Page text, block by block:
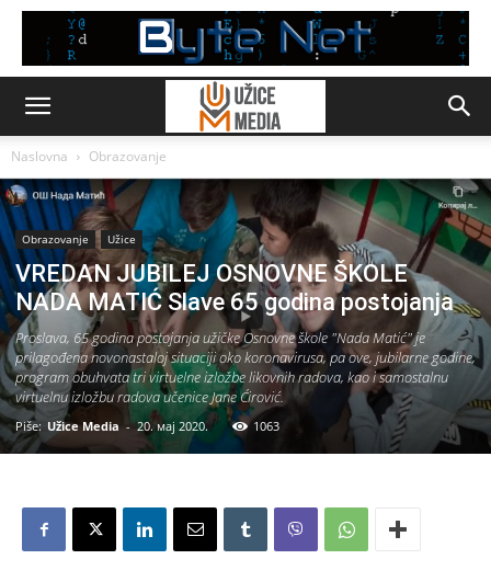
Naslovna Obrazovanje
Obrazovanje Užice
VREDAN JUBILEJ OSNOVNE ŠKOLE
NADA MATIĆ Slave 65 godina postojanja
Proslava, 65 godina postojanja užičke Osnovne škole "Nada Matić" je
prilagođena novonastaloj situaciji oko koronavirusa, pa ove, jubilarne godine,
program obuhvata tri virtuelne izložbe likovnih radova, kao i samostalnu
virtuelnu izložbu radova učenice Jane Ćirović.
Piše: Užice Media - 20. мај 2020. 1063